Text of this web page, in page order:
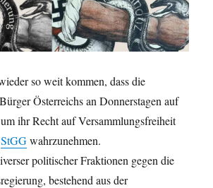
so weit kommen, dass die
Österreichs an Donnerstagen auf
ihr Recht auf Versammlungsfreiheit
StGGwahrzunehmen.
politischer Fraktionen gegen die
bestehend aus der